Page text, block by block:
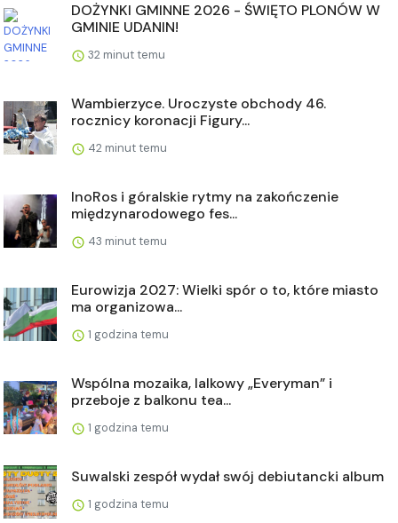
DOŻYNKI GMINNE 2026 - ŚWIĘTO PLONÓW W
GMINIE UDANIN!
32 minut temu
Wambierzyce. Uroczyste obchody 46.
rocznicy koronacji Figury...
42 minut temu
InoRos i góralskie rytmy na zakończenie
międzynarodowego fes...
43 minut temu
Eurowizja 2027: Wielki spór o to, które miasto
ma organizowa...
1 godzina temu
Wspólna mozaika, lalkowy „Everyman” i
przeboje z balkonu tea...
1 godzina temu
Suwalski zespół wydał swój debiutancki album
1 godzina temu